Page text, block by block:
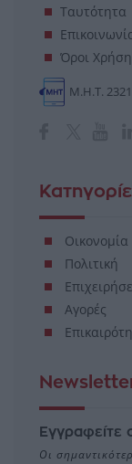
Ταυτότητα
Όροι
Μ.Η.Τ.
Οικονομία
Πολιτική
Αγορές
Εγγραφείτε
Οι